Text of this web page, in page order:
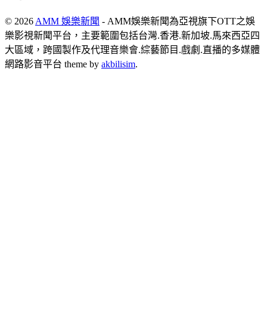
© 2026 AMM 娛樂新聞 - AMM娛樂新聞為亞視旗下OTT之娛
樂影視新聞平台，主要範圍包括台灣.香港.新加坡.馬來西亞四
大區域，跨國製作及代理音樂會.綜藝節目.戲劇.直播的多媒體
網路影音平台 theme by akbilisim.